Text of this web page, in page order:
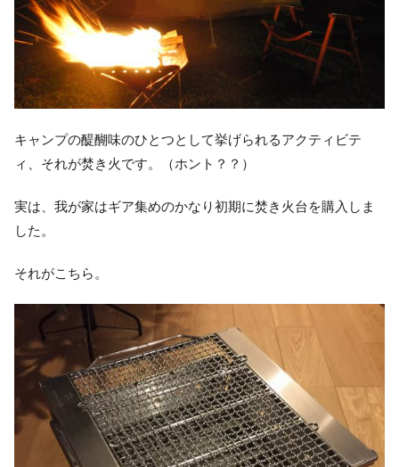
キャンプの醍醐味のひとつとして挙げられるアクティビテ
ィ、それが焚き火です。（ホント？？）
実は、我が家はギア集めのかなり初期に焚き火台を購入しま
した。
それがこちら。